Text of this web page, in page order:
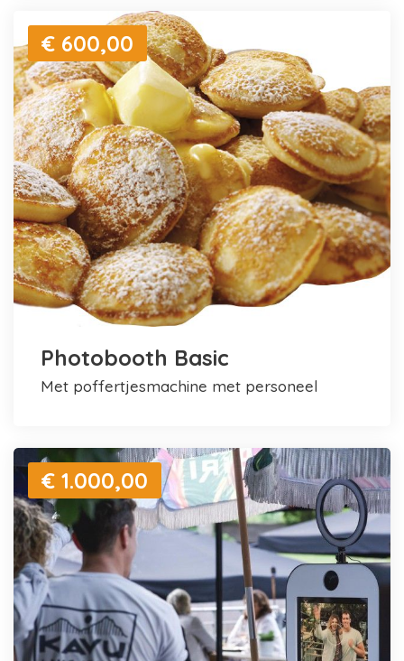
€ 600,00
Photobooth Basic
met poffertjesmachine met personeel
€ 1.000,00